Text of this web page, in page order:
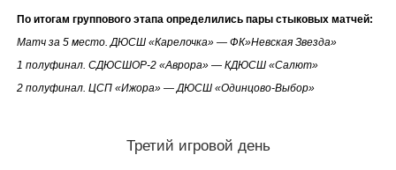
По итогам группового этапа определились пары стыковых матчей:
Матч за 5 место. ДЮСШ «Карелочка» — ФК»Невская Звезда»
1 полуфинал. СДЮСШОР-2 «Аврора» — КДЮСШ «Салют»
2 полуфинал. ЦСП «Ижора» — ДЮСШ «Одинцово-Выбор»
Третий игровой день